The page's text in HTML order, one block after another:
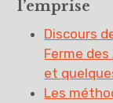
l’emprise
Discours
Ferme
et
Les